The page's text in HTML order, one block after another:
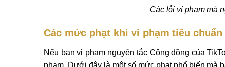
Các lỗi vi phạm mà
Các mức phạt khi vi phạm tiêu
Nếu bạn vi phạm nguyên tắc Cộng đồng của
phạm. Dưới đây là một số mức phạt phổ biến mà